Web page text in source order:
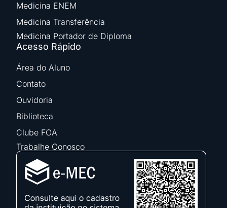
Medicina ENEM
Medicina Transferência
Medicina Portador de Diploma
Acesso Rápido
Área do Aluno
Contato
Ouvidoria
Biblioteca
Clube FOA
Trabalhe Conosco